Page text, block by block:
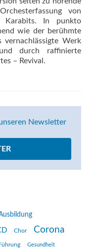
von
Karabits. In punkto
wie der berühmte
Werk
durch raffinierte
– Revival.
Newsletter
Chor Corona
Gesundheit